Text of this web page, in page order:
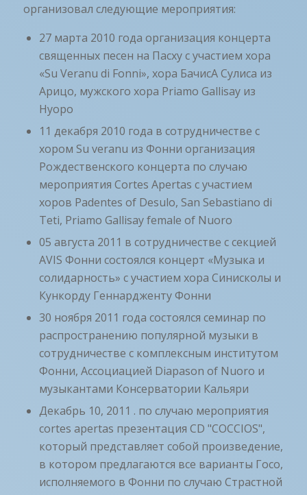
организовал следующие мероприятия:
27 марта 2010 года организация концерта
священных песен на Пасху с участием хора
«Su Veranu di Fonni», хора БачисА Сулиса из
Арицо, мужского хора Priamo Gallisay из
Нуоро
11 декабря 2010 года в сотрудничестве с
хором Su veranu из Фонни организация
Рождественского концерта по случаю
мероприятия Cortes Apertas с участием
хоров Padentes of Desulo, San Sebastiano di
Teti, Priamo Gallisay female of Nuoro
05 августа 2011 в сотрудничестве с секцией
AVIS Фонни состоялся концерт «Музыка и
солидарность» с участием хора Синисколы и
Кункорду Геннардженту Фонни
30 ноября 2011 года состоялся семинар по
распространению популярной музыки в
сотрудничестве с комплексным институтом
Фонни, Ассоциацией Diapason of Nuoro и
музыкантами Консерватории Кальяри
Декабрь 10, 2011 . по случаю мероприятия
cortes apertas презентация CD "COCCIOS",
который представляет собой произведение,
в котором предлагаются все варианты Госо,
исполняемого в Фонни по случаю Страстной